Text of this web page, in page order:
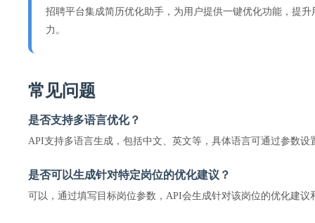
招聘平台集成简历优化助手，为用户提供一键优化功能，提
力。
常见问题
是否支持多语言优化？
API支持多语言生成，包括中文、英文等，具体语言可通过参数设
是否可以生成针对特定岗位的优化建议？
可以，通过填写目标岗位参数，API会生成针对该岗位的优化建议